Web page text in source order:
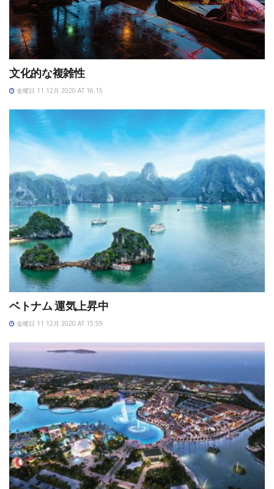
文化的な複雑性
金曜日 11 12月 2020 AT 16:15
ベトナム 運気上昇中
金曜日 11 12月 2020 AT 15:59